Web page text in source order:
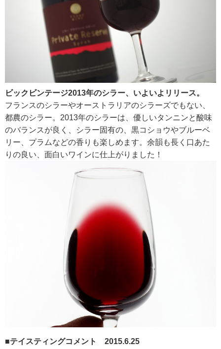
アクセスマップ
お問い合わせ
RECRUIT
求人情報
DATA
会社概要
ビックビンテージ2013年のシラー、いよいよリリース。
フランスのシラーやオーストラリアのシラーズでもない、
都農のシラー。2013年のシラーは、優しいタンニンと酸味
のバランスが良く、シラー固有の、黒コショウやブルーベ
リー、プラムなどの香りも楽しめます。余韻も長く口あた
りの良い、面白いワインに仕上がりました！
■テイスティングコメント 2015.6.25